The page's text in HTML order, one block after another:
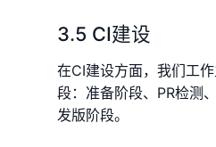
3.5 CI建设
在CI建设方面，我们工
段：准备阶段、PR检测
发版阶段。